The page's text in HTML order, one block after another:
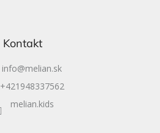
Kontakt
info@melian.sk
+421948337562
melian.kids